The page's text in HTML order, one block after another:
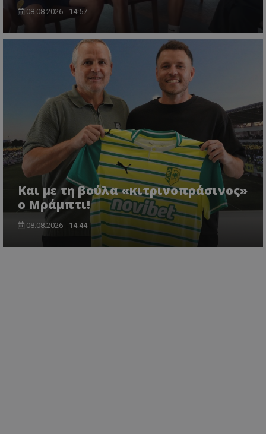
08.08.2026 - 14:57
Και με τη βούλα «κιτρινοπράσινος»
ο Μράμπτι!
08.08.2026 - 14:44